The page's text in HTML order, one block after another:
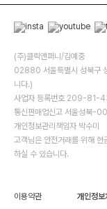
(주)클릭앤퍼니/김예중
02880 서울특별시 성북구
니다.)
사업자 등록번호 209-81-
통신판매업신고 서울성북-
개인정보관리책임자 박수미
고객님은 안전거래를 위해
하실 수 있습니다.
이용약관 개인정보